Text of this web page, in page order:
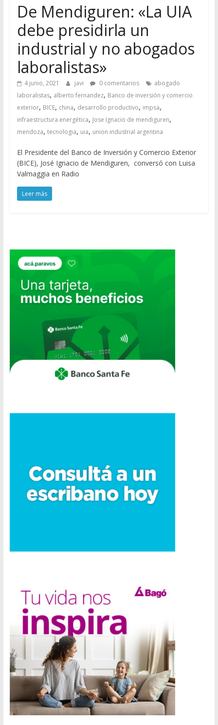
De Mendiguren: «La UIA
debe presidirla un
industrial y no abogados
laboralistas»
4 junio, 2021 javi 0 comentarios
abogado
laboralistas, alberto fernandez, Banco de inversión y comercio
exterior, BICE, china, desarrollo productivo, impsa,
infraestructura energética, Jose Ignacio de mendiguren,
mendoza, tecnologia, uia, union industrial argentina
El Presidente del Banco de Inversión y Comercio Exterior
(BICE), José Ignacio de Mendiguren, conversó con Luisa
Valmaggia en Radio
Leer más